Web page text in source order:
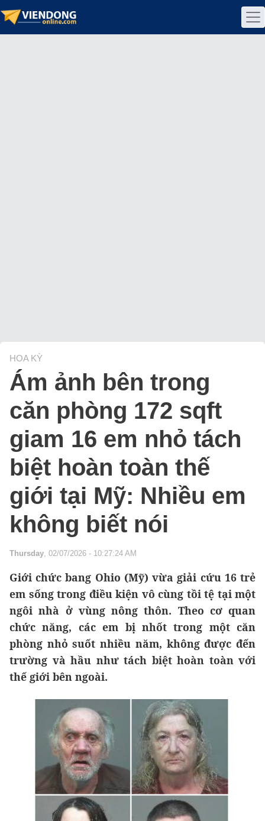
HOA KỲ
Ám ảnh bên trong
căn phòng 172 sqft
giam 16 em nhỏ tách
biệt hoàn toàn thế
giới tại Mỹ: Nhiều em
không biết nói
Thursday, 02/07/2026 - 10:27:24 AM
Giới chức bang Ohio (Mỹ) vừa giải cứu 16 trẻ
em sống trong điều kiện vô cùng tồi tệ tại một
ngôi nhà ở vùng nông thôn. Theo cơ quan
chức năng, các em bị nhốt trong một căn
phòng nhỏ suốt nhiều năm, không được đến
trường và hầu như tách biệt hoàn toàn với
thế giới bên ngoài.